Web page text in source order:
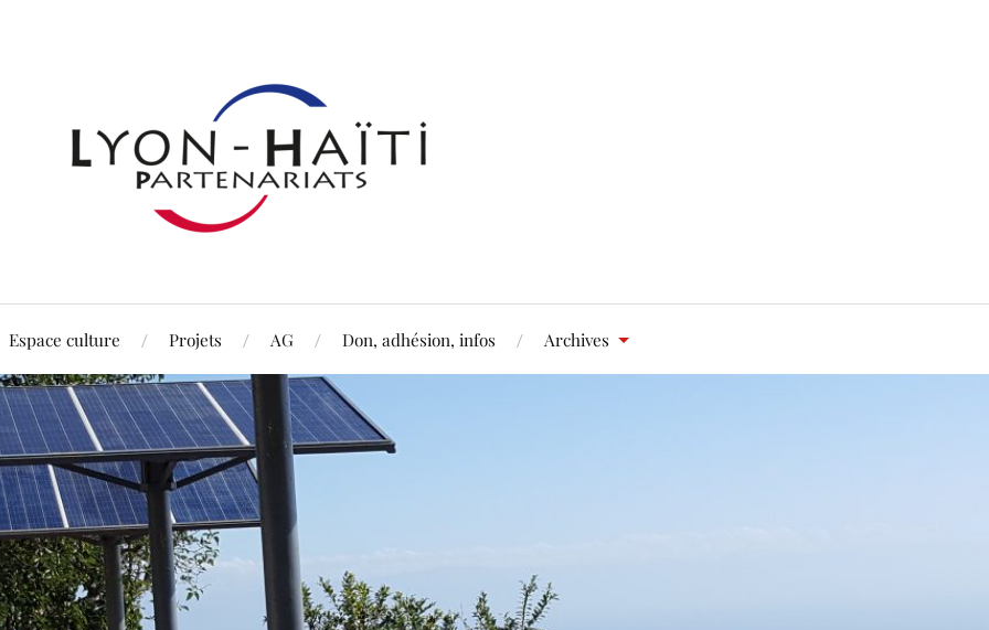
Espace culture Projets AG Don, adhésion, infos Archives